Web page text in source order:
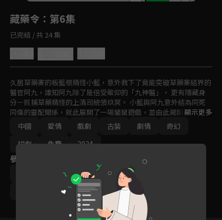
藏藥令 ：第6集
已完結 / 共 24 集
久居草藥寨的板藍根精怪小藍，意外救下了竟能突破草藥寨結界的
醫官阿九，誰知阿九除了是倍受敬仰的「九神醫」， 更有隱藏身
分－抓捕草藥精怪的上清司統領玖冥。 小藍與阿九意外結為同死
同傷的靈配關係，就此展開了一場貓鼠遊戲，並由此揭開了二人前
世今生的兩世牽絆。
顯示更多
中國
愛情 戲劇 古裝 劇情
奇幻
短劇
免費 2024
參與演員
潘毅鴻 扈帷 張馨月